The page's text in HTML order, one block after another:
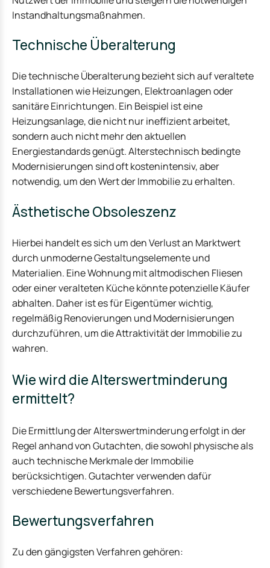
Instandhaltungsmaßnahmen.
Technische Überalterung
Die technische Überalterung bezieht sich auf veraltete
Installationen wie Heizungen, Elektroanlagen oder
sanitäre Einrichtungen. Ein Beispiel ist eine
Heizungsanlage, die nicht nur ineffizient arbeitet,
sondern auch nicht mehr den aktuellen
Energiestandards genügt. Alterstechnisch bedingte
Modernisierungen sind oft kostenintensiv, aber
notwendig, um den Wert der Immobilie zu erhalten.
Ästhetische Obsoleszenz
Hierbei handelt es sich um den Verlust an Marktwert
durch unmoderne Gestaltungselemente und
Materialien. Eine Wohnung mit altmodischen Fliesen
oder einer veralteten Küche könnte potenzielle Käufer
abhalten. Daher ist es für Eigentümer wichtig,
regelmäßig Renovierungen und Modernisierungen
durchzuführen, um die Attraktivität der Immobilie zu
wahren.
Wie wird die Alterswertminderung
ermittelt?
Die Ermittlung der Alterswertminderung erfolgt in der
Regel anhand von Gutachten, die sowohl physische als
auch technische Merkmale der Immobilie
berücksichtigen. Gutachter verwenden dafür
verschiedene Bewertungsverfahren.
Bewertungsverfahren
Zu den gängigsten Verfahren gehören: